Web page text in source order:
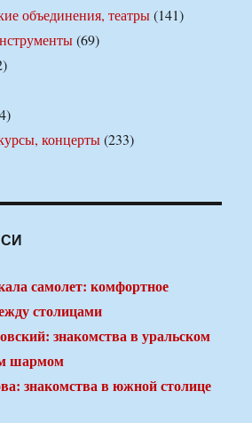
объединения, театры(141)
(69)
концерты(233)
самолет: комфортное
столицами
знакомства в уральском
шармом
знакомства в южной столице